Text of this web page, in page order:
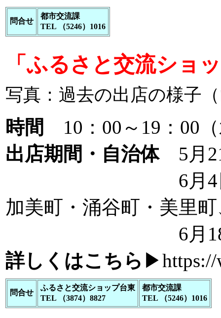
問合せ
都市交流課
TEL （5246）1016
「ふるさと交流ショ
写真：過去の出店の様子
時間
10：00～19：00
出店期間・自治体5月21
6月4日(木)～9日(
加美町・涌谷町・美里
6月18日(木)～
詳しくはこちら ▶
問合せ
ふるさと交流ショップ台東
TEL （3874）8827
都市交流課
TEL （5246）1016